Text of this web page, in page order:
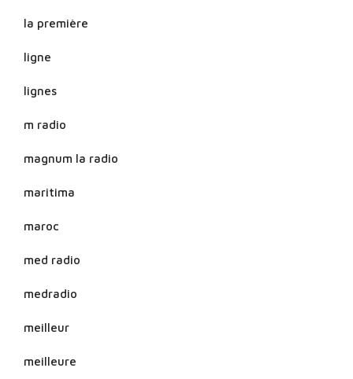
la première
ligne
lignes
m radio
magnum la radio
maritima
maroc
med radio
medradio
meilleur
meilleure